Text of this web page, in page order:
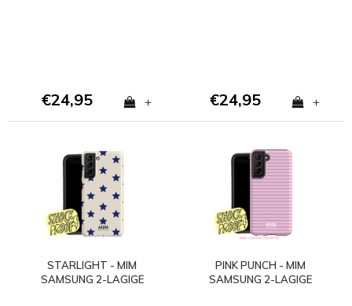
€24,95 + €24,95 +
STARLIGHT - MIM
SAMSUNG 2-LAGIGE
PINK PUNCH - MIM
SAMSUNG 2-LAGIGE